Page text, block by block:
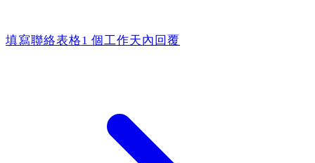
填寫聯絡表格1 個工作天內回覆